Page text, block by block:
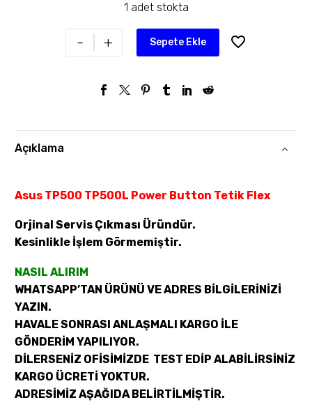
1 adet stokta
- + Sepete Ekle
Açıklama
Asus TP500 TP500L Power Button Tetik Flex
Orjinal Servis Çıkması Üründür.
Kesinlikle İşlem Görmemiştir.
NASIL ALIRIM
WHATSAPP’TAN ÜRÜNÜ VE ADRES BİLGİLERİNİZİ
YAZIN.
HAVALE SONRASI ANLAŞMALI KARGO İLE
GÖNDERİM YAPILIYOR.
DİLERSENİZ OFİSİMİZDE TEST EDİP ALABİLİRSİNİZ
KARGO ÜCRETİ YOKTUR.
ADRESİMİZ AŞAĞIDA BELİRTİLMİŞTİR.